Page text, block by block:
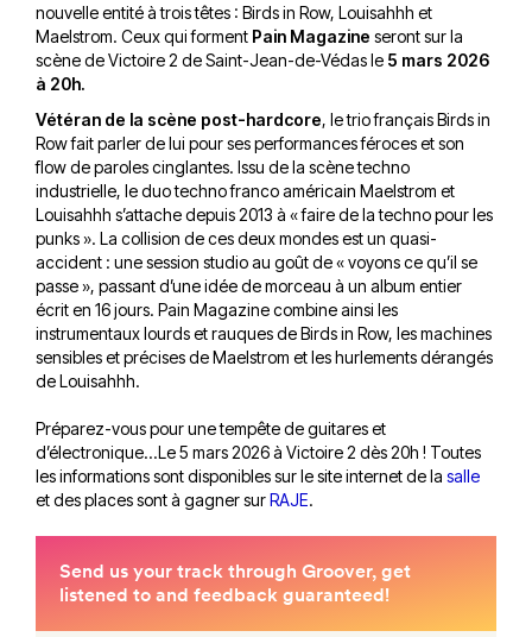
nouvelle entité à trois têtes : Birds in Row, Louisahhh et
Maelstrom. Ceux qui forment Pain Magazine seront sur la
scène de Victoire 2 de Saint-Jean-de-Védas le 5 mars 2026
à 20h.
Vétéran de la scène post-hardcore, le trio français Birds in
Row fait parler de lui pour ses performances féroces et son
flow de paroles cinglantes. Issu de la scène techno
industrielle, le duo techno franco américain Maelstrom et
Louisahhh s’attache depuis 2013 à « faire de la techno pour les
punks ». La collision de ces deux mondes est un quasi-
accident : une session studio au goût de « voyons ce qu’il se
passe », passant d’une idée de morceau à un album entier
écrit en 16 jours. Pain Magazine combine ainsi les
instrumentaux lourds et rauques de Birds in Row, les machines
sensibles et précises de Maelstrom et les hurlements dérangés
de Louisahhh.
Préparez-vous pour une tempête de guitares et
d’électronique...Le 5 mars 2026 à Victoire 2 dès 20h ! Toutes
les informations sont disponibles sur le site internet de la salle
et des places sont à gagner surRAJE.